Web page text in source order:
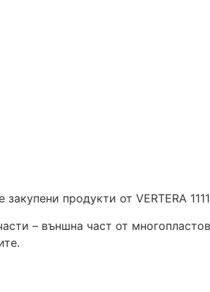
продукти от VERTERA
– външна част от